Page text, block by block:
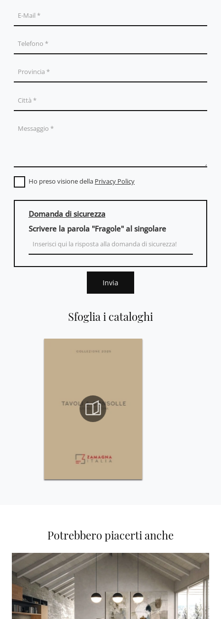
Sfoglia i cataloghi
Ho preso visione della Privacy Policy
Domanda di sicurezza
Scrivere la parola "Fragole" al singolare
Invia
Potrebbero piacerti anche